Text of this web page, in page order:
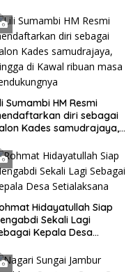
Sumambi HM Resmi
diri sebagai
Kades samudrajaya,
Hidayatullah Siap
Sekali Lagi
Kepala Desa